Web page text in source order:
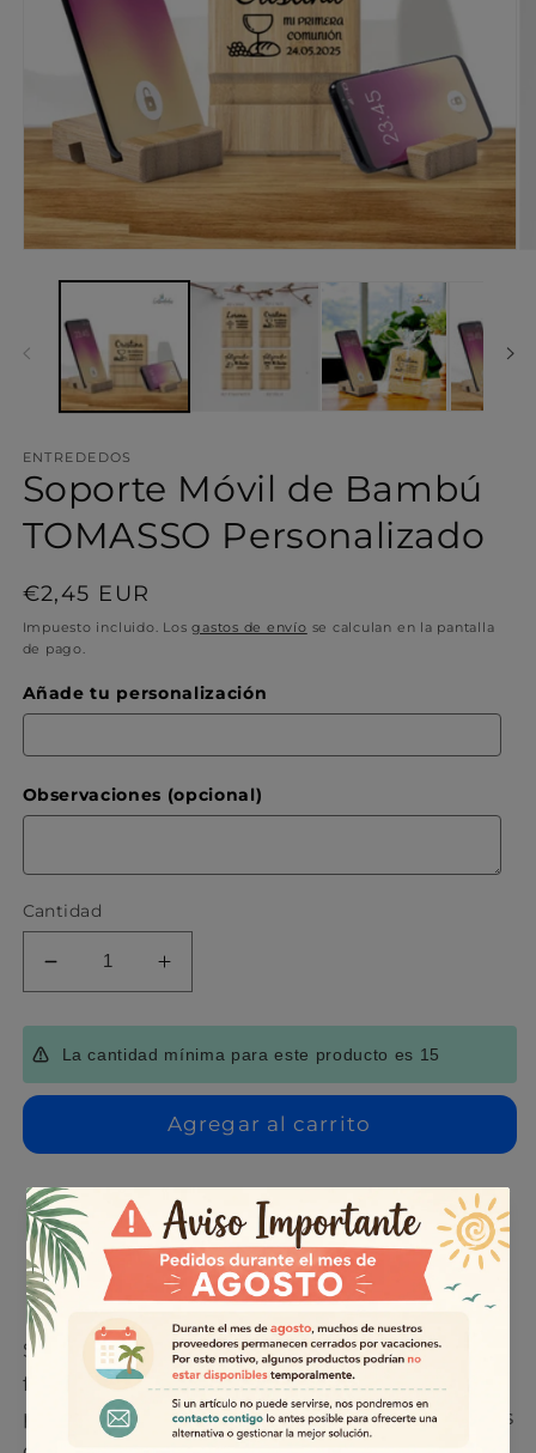
elemento
una
ventana
modal
ENTREDEDOS
Soporte Móvil de Bambú
TOMASSO Personalizado
Precio
habitual
€2,45 EUR
Impuesto incluido. Losgastos de envío se calculan en la pantalla
de pago.
Añade tu personalización
Observaciones (opcional)
Cantidad
Reducir
cantidad
para
Soporte
Móvil
Personalizado
Aumentar
cantidad
para
Soporte
Móvil
de
Bambú
Personalizado
La cantidad mínima para este producto es 15
Agregar al carrito
Retiro disponible en Taller
Normalmente está listo en 5 días o más
Ver información de la tienda
Soporte para smartphones y tablets
fabricado en bambú lacado resistente, ideal
para escritorios, mesitas de noche o espacios